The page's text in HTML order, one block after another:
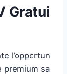
Gratui
l’opportun
premium sa